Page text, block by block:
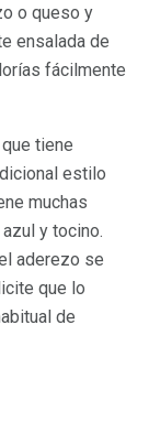
o queso y
ensalada de
fácilmente
tiene
estilo
muchas
y tocino.
aderezo se
que lo
de